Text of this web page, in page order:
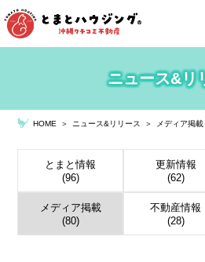
ニュース&リ
HOME ＞ ニュース&リリース ＞ メディア掲載
とまと情報
(96)
更新情報
(62)
メディア掲載
(80)
不動産情報
(28)